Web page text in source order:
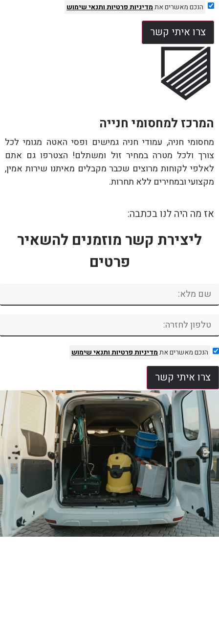
הנכם מאשרים אתמדיניות פרטיותותנאי שימוש
צרו איתי קשר
המרכז למחסומי חנייה
מחסומי חניה, עמודי חניה גמישים ופסי האטה מגומי לכל
צורך ולכל מטרה במחיר זול ומשתלם! הצטרפו גם אתם
לאלפי לקוחות מרוצים שכבר מקבלים מאיתנו שירות אמין,
מקצועי ובמחירים ללא תחרות.
אז מה היה לנו בכתבה:
ליצירת קשר מוזמנים להשאיר
פרטים
הנכם מאשרים אתמדיניות פרטיותותנאי שימוש
צרו איתי קשר